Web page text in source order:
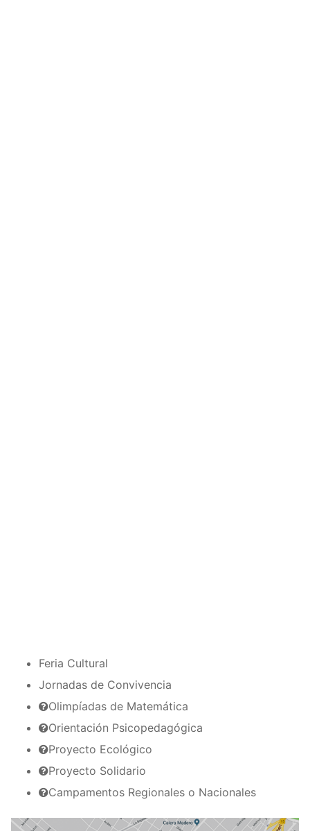
Feria Cultural
Jornadas de Convivencia
Olimpíadas de Matemática
Orientación Psicopedagógica
Proyecto Ecológico
Proyecto Solidario
Campamentos Regionales o Nacionales